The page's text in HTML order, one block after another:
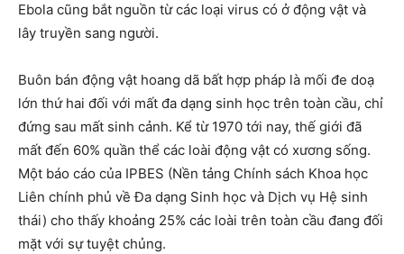
Ebola cũng bắt nguồn từ các loại virus có ở động vật và
lây truyền sang người.
Buôn bán động vật hoang dã bất hợp pháp là mối đe doạ
lớn thứ hai đối với mất đa dạng sinh học trên toàn cầu, chỉ
đứng sau mất sinh cảnh. Kể từ 1970 tới nay, thế giới đã
mất đến 60% quần thể các loài động vật có xương sống.
Một báo cáo của IPBES (Nền tảng Chính sách Khoa học
Liên chính phủ về Đa dạng Sinh học và Dịch vụ Hệ sinh
thái) cho thấy khoảng 25% các loài trên toàn cầu đang đối
mặt với sự tuyệt chủng.